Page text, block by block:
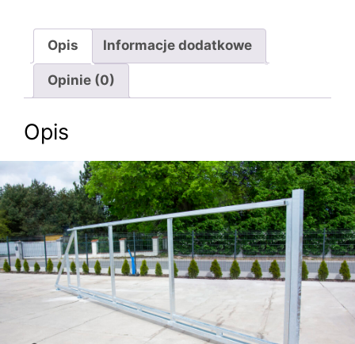
samodzielnego
montażu
7,5m
1,42m
Opis Informacje dodatkowe
Opinie (0)
Opis